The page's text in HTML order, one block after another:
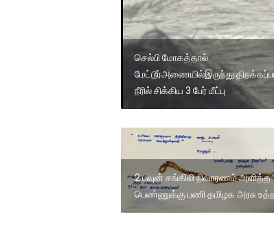
செல்பி மோகத்தால்
மேட்டூர்அணையில்இருந்து
நீரில் சிக்கிய 3 பேர் மீட்பு
2 பவுன் சங்கிலி நிவாரணம் அளித்த
பெண்ணுக்கு பணி தமிழக அரசு